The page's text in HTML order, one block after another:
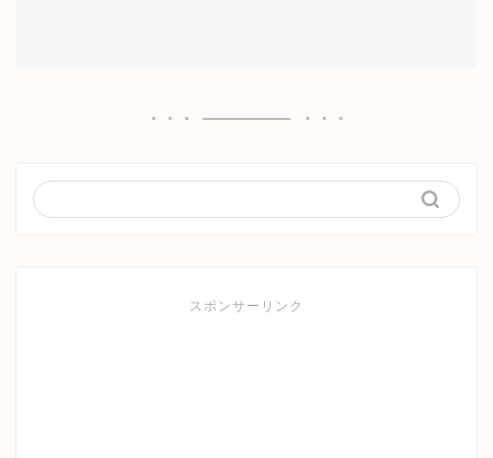
スポンサーリンク